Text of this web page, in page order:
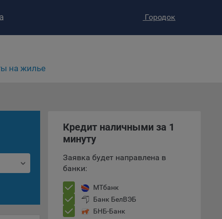
–
Городок
на жилье
Кредит наличными за 1
минуту
Заявка будет направлена в
банки:
МТбанк
Банк БелВЭБ
БНБ-Банк